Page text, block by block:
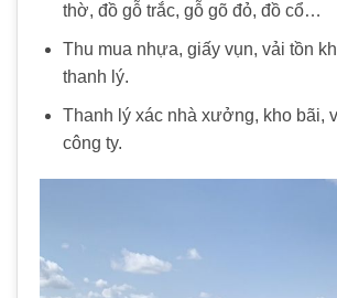
thờ, đồ gỗ trắc, gỗ gõ đỏ, đồ cổ…
Thu mua nhựa, giấy vụn, vải tồn
thanh lý.
Thanh lý xác nhà xưởng, kho bãi,
công ty.